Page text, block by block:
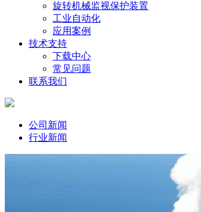
旋转机械监视保护装置
工业自动化
应用案例
技术支持
下载中心
常见问题
联系我们
公司新闻
行业新闻